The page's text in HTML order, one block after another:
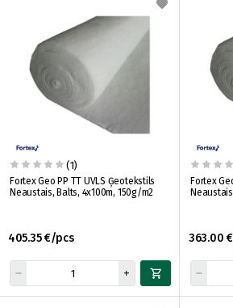
(1)
Fortex Geo PP TT UVLS Ģeotekstils
Neaustais, Balts, 4x100m, 150g/m2
405.35 €/pcs
Fortex
363.00